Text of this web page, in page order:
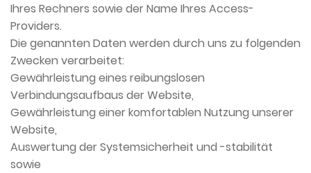
Ihres Rechners sowie der Name Ihres Access-
Providers.
Die genannten Daten werden durch uns zu folgenden
Zwecken verarbeitet:
Gewährleistung eines reibungslosen
Verbindungsaufbaus der Website,
Gewährleistung einer komfortablen Nutzung unserer
Website,
Auswertung der Systemsicherheit und -stabilität
sowie